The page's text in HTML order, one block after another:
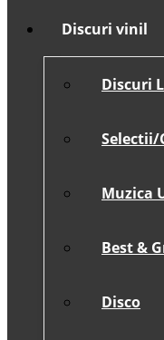
Discuri vinil
Discuri
Muzica
Best &
Disco